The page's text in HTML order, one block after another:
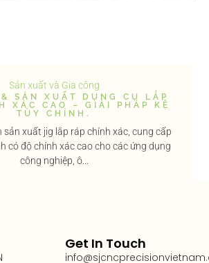
Sản xuất và Gia công
SẢN XUẤT DỤNG CỤ LẮP
XÁC CAO – GIẢI PHÁP KỆ
TÙY CHỈNH.
sản xuất jig lắp ráp chính xác, cung cấp
có độ chính xác cao cho các ứng dụng
công nghiệp, ô...
Get In Touch